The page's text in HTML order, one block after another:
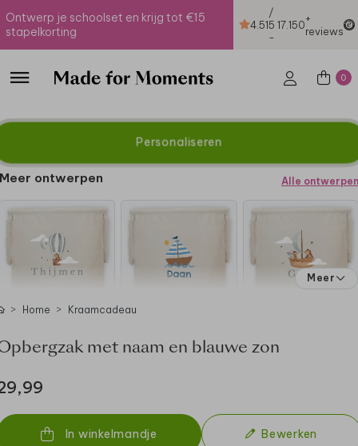
Ontwerp je schoolset en krijg tot €15
stapelkorting
4.51
/
5
-
17.150+
reviews
0
Personaliseren
Meer ontwerpen Alle ontwerpen
Meer
Home Kraamcadeau
met naam en blauwe zon
In winkelmandje Bewerken